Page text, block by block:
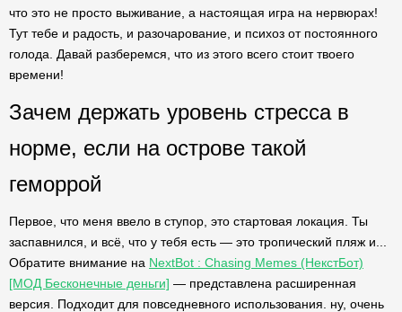
что это не просто выживание, а настоящая игра на нервюрах!
Тут тебе и радость, и разочарование, и психоз от постоянного
голода. Давай разберемся, что из этого всего стоит твоего
времени!
Зачем держать уровень стресса в
норме, если на острове такой
геморрой
Первое, что меня ввело в ступор, это стартовая локация. Ты
заспавнился, и всё, что у тебя есть — это тропический пляж и...
Обратите внимание на NextBot : Chasing Memes (НекстБот)
[МОД Бесконечные деньги] — представлена расширенная
версия. Подходит для повседневного использования. ну, очень